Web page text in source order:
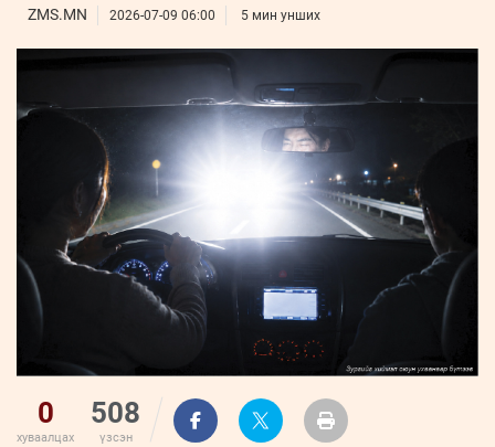
Нэвтрэх
Бизнес
Leaderships
ФОТО
УРЛАГ
ТӨВ
ZUUNII
WEEKLY
ZMS.MN 2026-07-09 06:00 5 мин унших
0
хуваалцах
508
үзсэн